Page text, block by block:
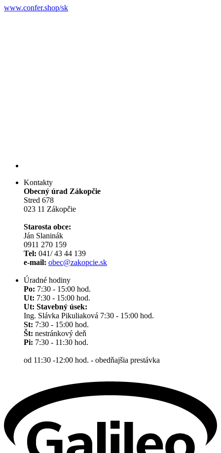
www.confer.shop/sk
Kontakty
Obecný úrad Zákopčie
Stred 678
023 11 Zákopčie
Starosta obce:
Ján Slaninák
0911 270 159
Tel: 041/ 43 44 139
e-mail: obec@zakopcie.sk
Úradné hodiny
Po: 7:30 - 15:00 hod.
Ut: 7:30 - 15:00 hod.
Ut: Stavebný úsek:
Ing. Slávka Pikuliaková 7:30 - 15:00 hod.
St: 7:30 - 15:00 hod.
Št: nestránkový deň
Pi: 7:30 - 11:30 hod.
od 11:30 -12:00 hod. - obedňajšia prestávka